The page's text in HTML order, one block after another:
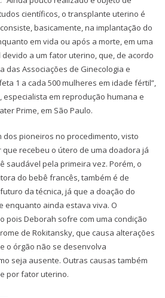
científicos, o transplante uterino é
basicamente, na implantação do
em vida ou após a morte, em uma
a um fator uterino, que, de acordo
das Associações de Ginecologia e
1 a cada 500 mulheres em idade fértil”,
especialista em reprodução humana e
Prime, em São Paulo.
dos pioneiros no procedimento, visto
que recebeu o útero de uma doadora já
saudável pela primeira vez. Porém, o
do bebê francês, também é de
da técnica, já que a doação do
enquanto ainda estava viva. O
pois Deborah sofre com uma condição
de Rokitansky, que causa alterações
o órgão não se desenvolva
seja ausente. Outras causas também
por fator uterino.